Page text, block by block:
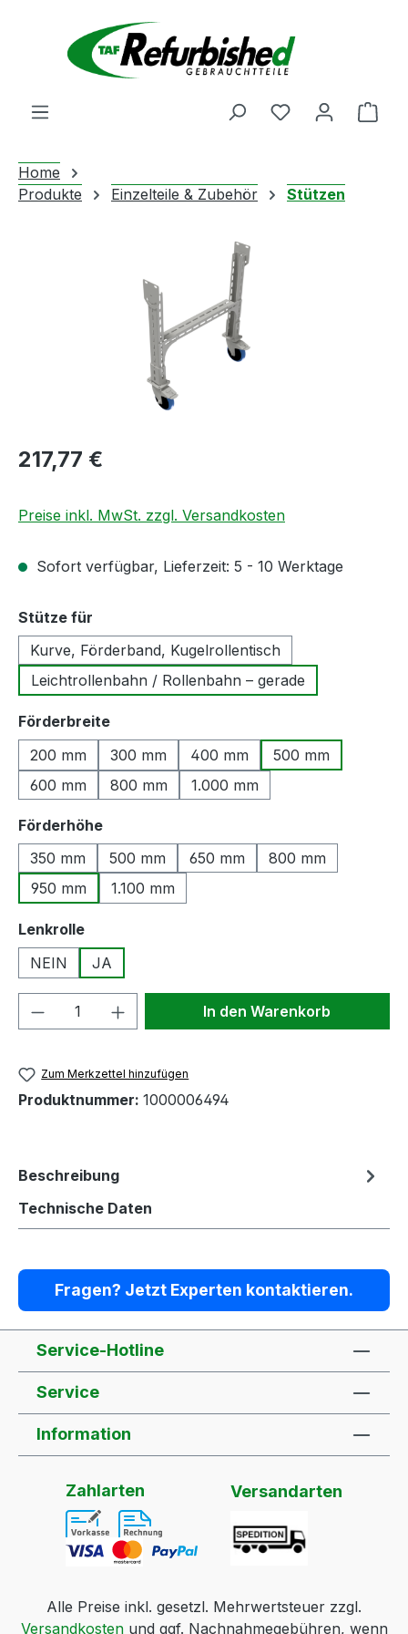
Zum Hauptinhalt springen
Du hast 0
Home
Produkte
Einzelteile & Zubehör Stützen
Regulärer Preis:
217,77 €
Preise inkl. MwSt. zzgl. Versandkosten
Sofort verfügbar, Lieferzeit: 5 - 10 Werktage
Stütze für
Kurve, Förderband, Kugelrollentisch
Leichtrollenbahn / Rollenbahn – gerade
Förderbreiteauswählen
200 mm
300 mm 400 mm
500 mm
600 mm
800 mm 1.000 mm
Förderhöheauswählen
350 mm
500 mm 650 mm
800 mm
950 mm
1.100 mm
Lenkrolleauswählen
NEIN
JA
Produkt Anzahl: Gib denIn den Warenkorb
Zum Merkzettel hinzufügen
Produktnummer: 1000006494
Beschreibung
Technische Daten
Fragen? Jetzt Experten kontaktieren.
Service-Hotline
Service
Information
Zahlarten Versandarten
Alle Preise inkl. gesetzl. Mehrwertsteuer zzgl.
Versandkostenund ggf. Nachnahmegebühren, wenn